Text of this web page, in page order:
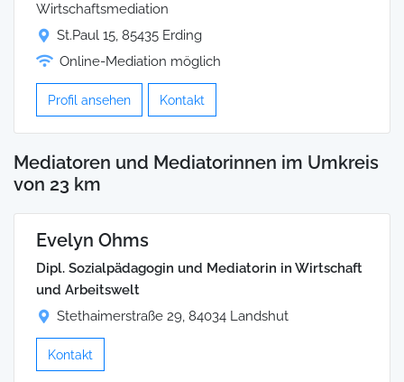
Wirtschaftsmediation
St.Paul 15, 85435 Erding
Online-Mediation möglich
Profil ansehen Kontakt
Mediatoren und Mediatorinnen im Umkreis
von 23 km
Evelyn Ohms
Dipl. Sozialpädagogin und Mediatorin in Wirtschaft
und Arbeitswelt
Stethaimerstraße 29, 84034 Landshut
Kontakt